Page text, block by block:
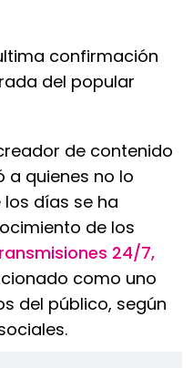
confirmación
del popular
de contenido
a quienes no lo
días se ha
de los
24/7,
como uno
del público, según